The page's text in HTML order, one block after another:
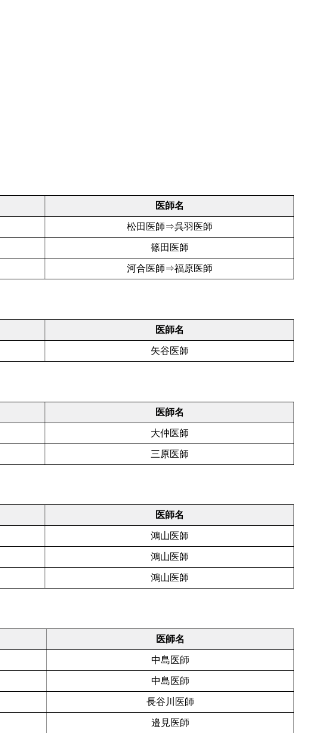
医師名
松田医師⇒呉羽医師
篠田医師
河合医師⇒福原医師
医師名
矢谷医師
医師名
大仲医師
三原医師
医師名
鴻山医師
鴻山医師
鴻山医師
医師名
中島医師
中島医師
長谷川医師
邉見医師